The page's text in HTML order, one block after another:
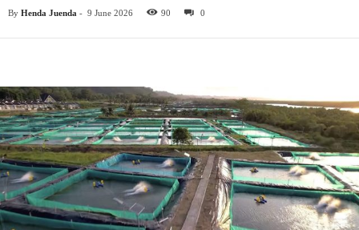
By Henda Juenda - 9 June 2026 90 0